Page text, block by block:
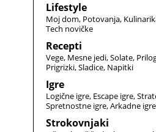
Lifestyle
Moj dom Potovanja
Tech novičke
Recepti
Vege Mesne jedi Solate
Prigrizki Sladice Napitki
Igre
Logične igre Escape igre
Spretnostne igre Arkadne igre
Strokovnjaki